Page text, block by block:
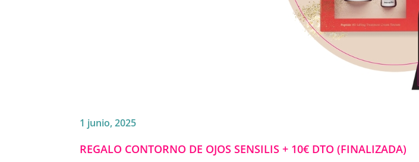
1 junio, 2025
REGALO CONTORNO DE OJOS SENSILIS + 10€ DTO (FINALIZADA)